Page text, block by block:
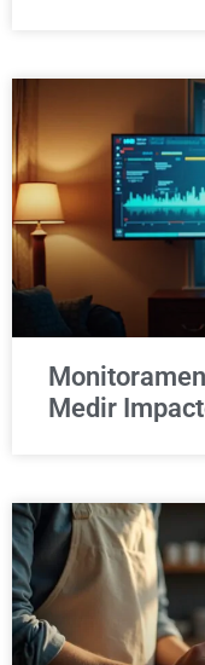
Medir